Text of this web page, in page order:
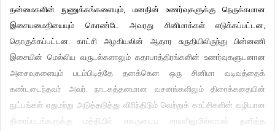
தன்மைகளின் நுணுக்கங்களையும், மனதின் உணர்வுகளுக்கு நெருக்கமான
இசையமைதியையும் கொண்டே அவரது சினிமாக்கள் எடுக்கப்பட்டன,
தொகுக்கப்பட்டன. காட்சி அழகியலின் ஆதார சுருதியிலிருந்து பின்னணி
இசையின் மெல்லிய வருடல்களாலும் கதாபாத்திரங்களின் உணர்வுகளுடனான
அசைவுகளையும் படம்பிடித்தே தனக்கென ஒரு சினிமா வடிவத்தைக்
கண்டடைந்தவர் அவர். நாடகத்தனமான வசனங்களிலும் திரைக்கதையின்
நுட்பங்கள் ஏதுமற்று அடுத்தடுத்து விரிந்திடும் வெற்றுக் காட்சிகளின் வழியான
திரைப்படங்களுக்கு மத்தியில் எவருடைய சாயலிலுமில்லாமல் தனித்த